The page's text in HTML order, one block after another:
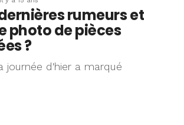
rumeurs et
photo de pièces
?
journée d'hier a marqué